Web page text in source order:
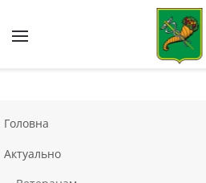
Skip to main content
Головна
Актуально